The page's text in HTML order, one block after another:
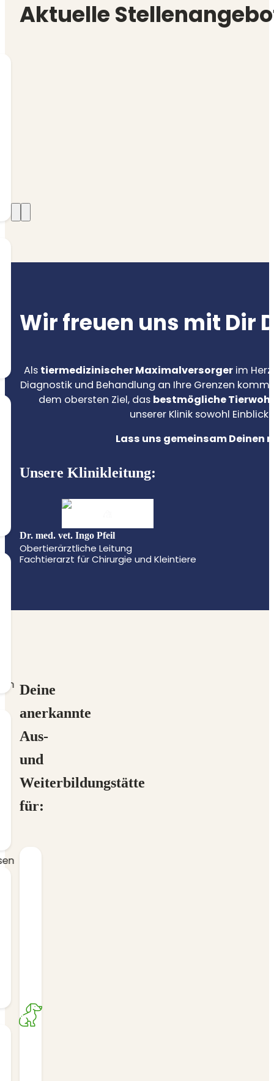
Aktuelle
Wir freuen uns mit Dir
Als tiermedizinischer Maximalversorger im
Diagnostik und Behandlung an Ihre Grenzen
dem obersten Ziel, das bestmögliche Tierwohl
unserer Klinik sowohl
Lass uns gemeinsam Deinen
Unsere Klinikleitung:
Dr. med. vet. Ingo Pfeil
Obertierärztliche Leitung
Fachtierarzt für Chirurgie und Kleintiere
Deine
anerkannte
Aus-
und
Weiterbildungstätte
für: